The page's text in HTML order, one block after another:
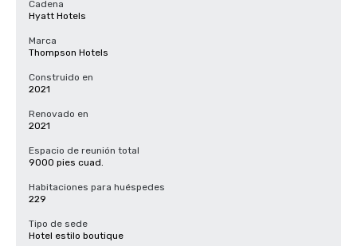
Cadena
Hyatt Hotels
Marca
Thompson Hotels
Construido en
2021
Renovado en
2021
Espacio de reunión total
9000 pies cuad.
Habitaciones para huéspedes
229
Tipo de sede
Hotel estilo boutique